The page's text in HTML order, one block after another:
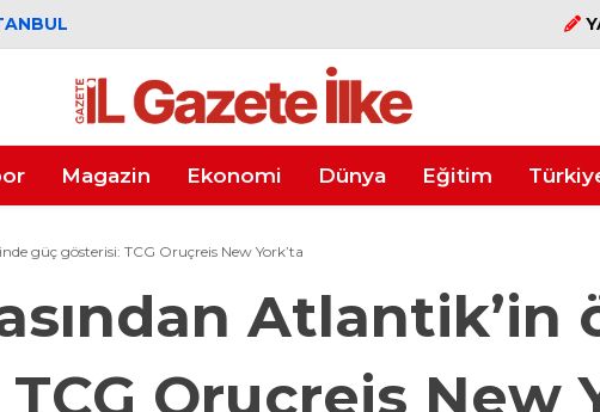
Magazin Ekonomi Dünya Eğitim
güç gösterisi: TCG Oruçreis New York’ta
Atlantik’in
Oruçreis New